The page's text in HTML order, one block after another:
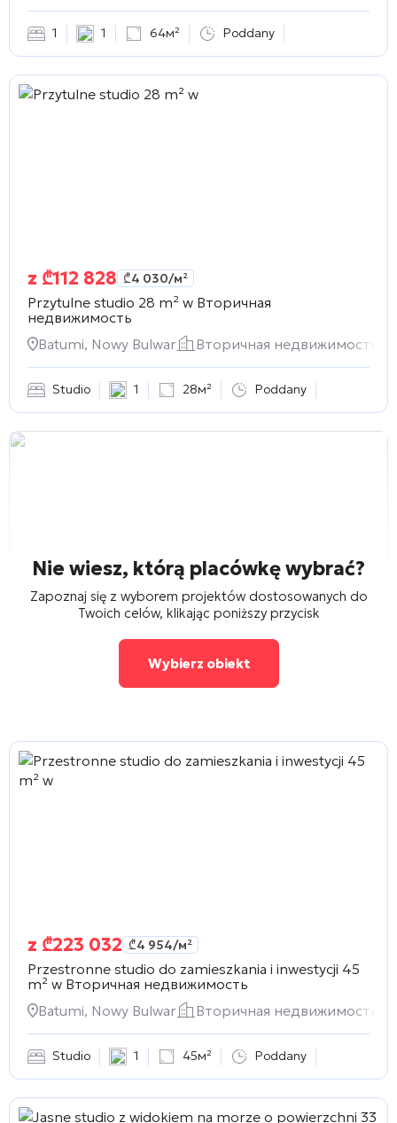
1 1 64м² Poddany
z ₾112 828 ₾4 030/м²
Przytulne studio 28 m² w Вторичная
недвижимость
Batumi, Nowy Bulwar
Вторичная недвижимость
Studio 1 28м² Poddany
Nie wiesz, którą placówkę wybrać?
Zapoznaj się z wyborem projektów dostosowanych do
Twoich celów, klikając poniższy przycisk
Wybierz obiekt
z ₾223 032 ₾4 954/м²
Przestronne studio do zamieszkania i inwestycji 45
m² w Вторичная недвижимость
Batumi, Nowy Bulwar
Вторичная недвижимость
Studio 1 45м² Poddany